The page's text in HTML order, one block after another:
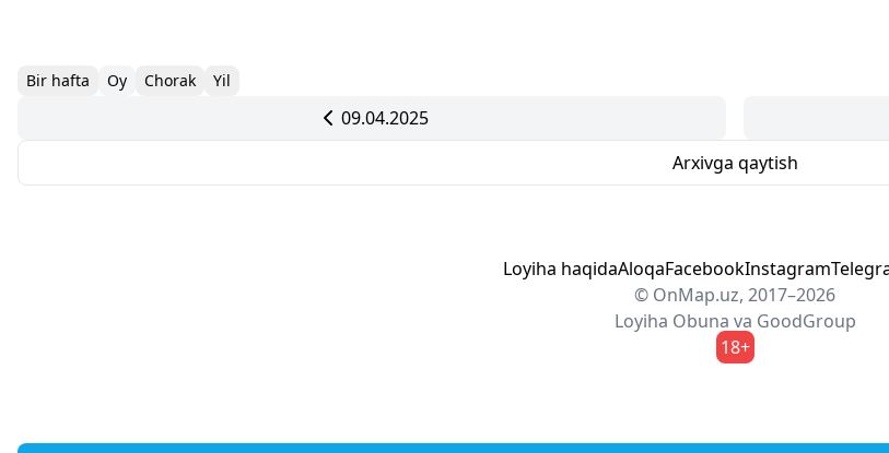
Bir hafta Oy Chorak Yil
09.04.2025
Arxivga qaytish
Loyiha haqidaAloqaFacebookInstagram
© OnMap.uz, 2017–2026
Loyiha Obuna va GoodGroup
18+